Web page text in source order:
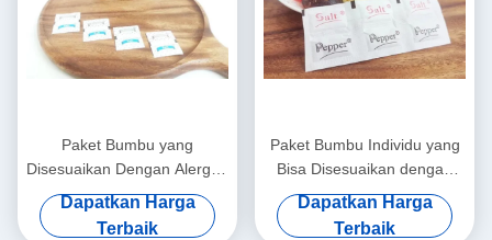
Paket Bumbu yang
Disesuaikan Dengan Alergen
Susu / Bawang Hitam
Dapatkan Harga
Terbaik
Paket Bumbu Individu yang
Bisa Disesuaikan dengan
Bumbu Garam
Dapatkan Harga
Terbaik